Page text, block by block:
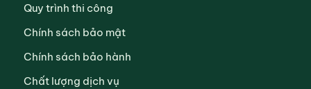
Quy trình thi công
Chính sách bảo mật
Chính sách bảo hành
Chất lượng dịch vụ